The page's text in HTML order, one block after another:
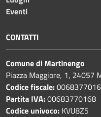
Eventi
CONTATTI
Comune di Martinengo
Piazza Maggiore, 1, 24057
Codice fiscale:
Partita IVA:00683770168
Codice univoco: KVU8Z5